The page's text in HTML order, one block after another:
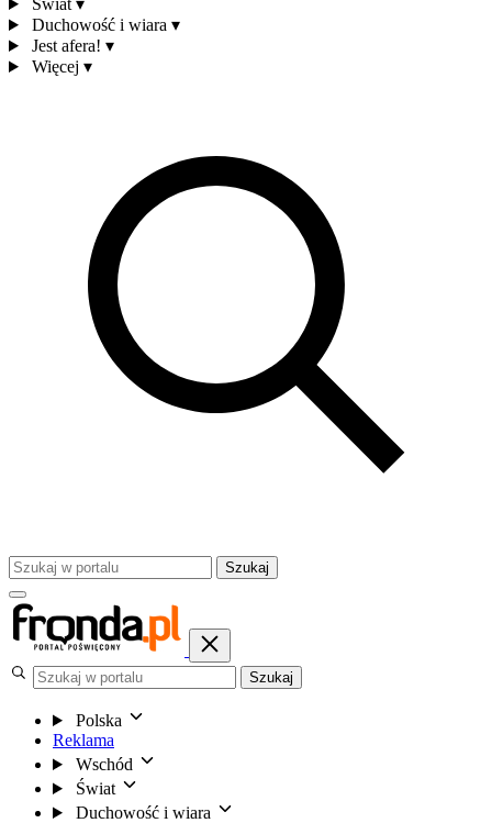
Świat ▾
Duchowość i wiara ▾
Jest afera! ▾
Więcej ▾
Szukaj
Szukaj
Polska
Reklama
Wschód
Świat
Duchowość i wiara